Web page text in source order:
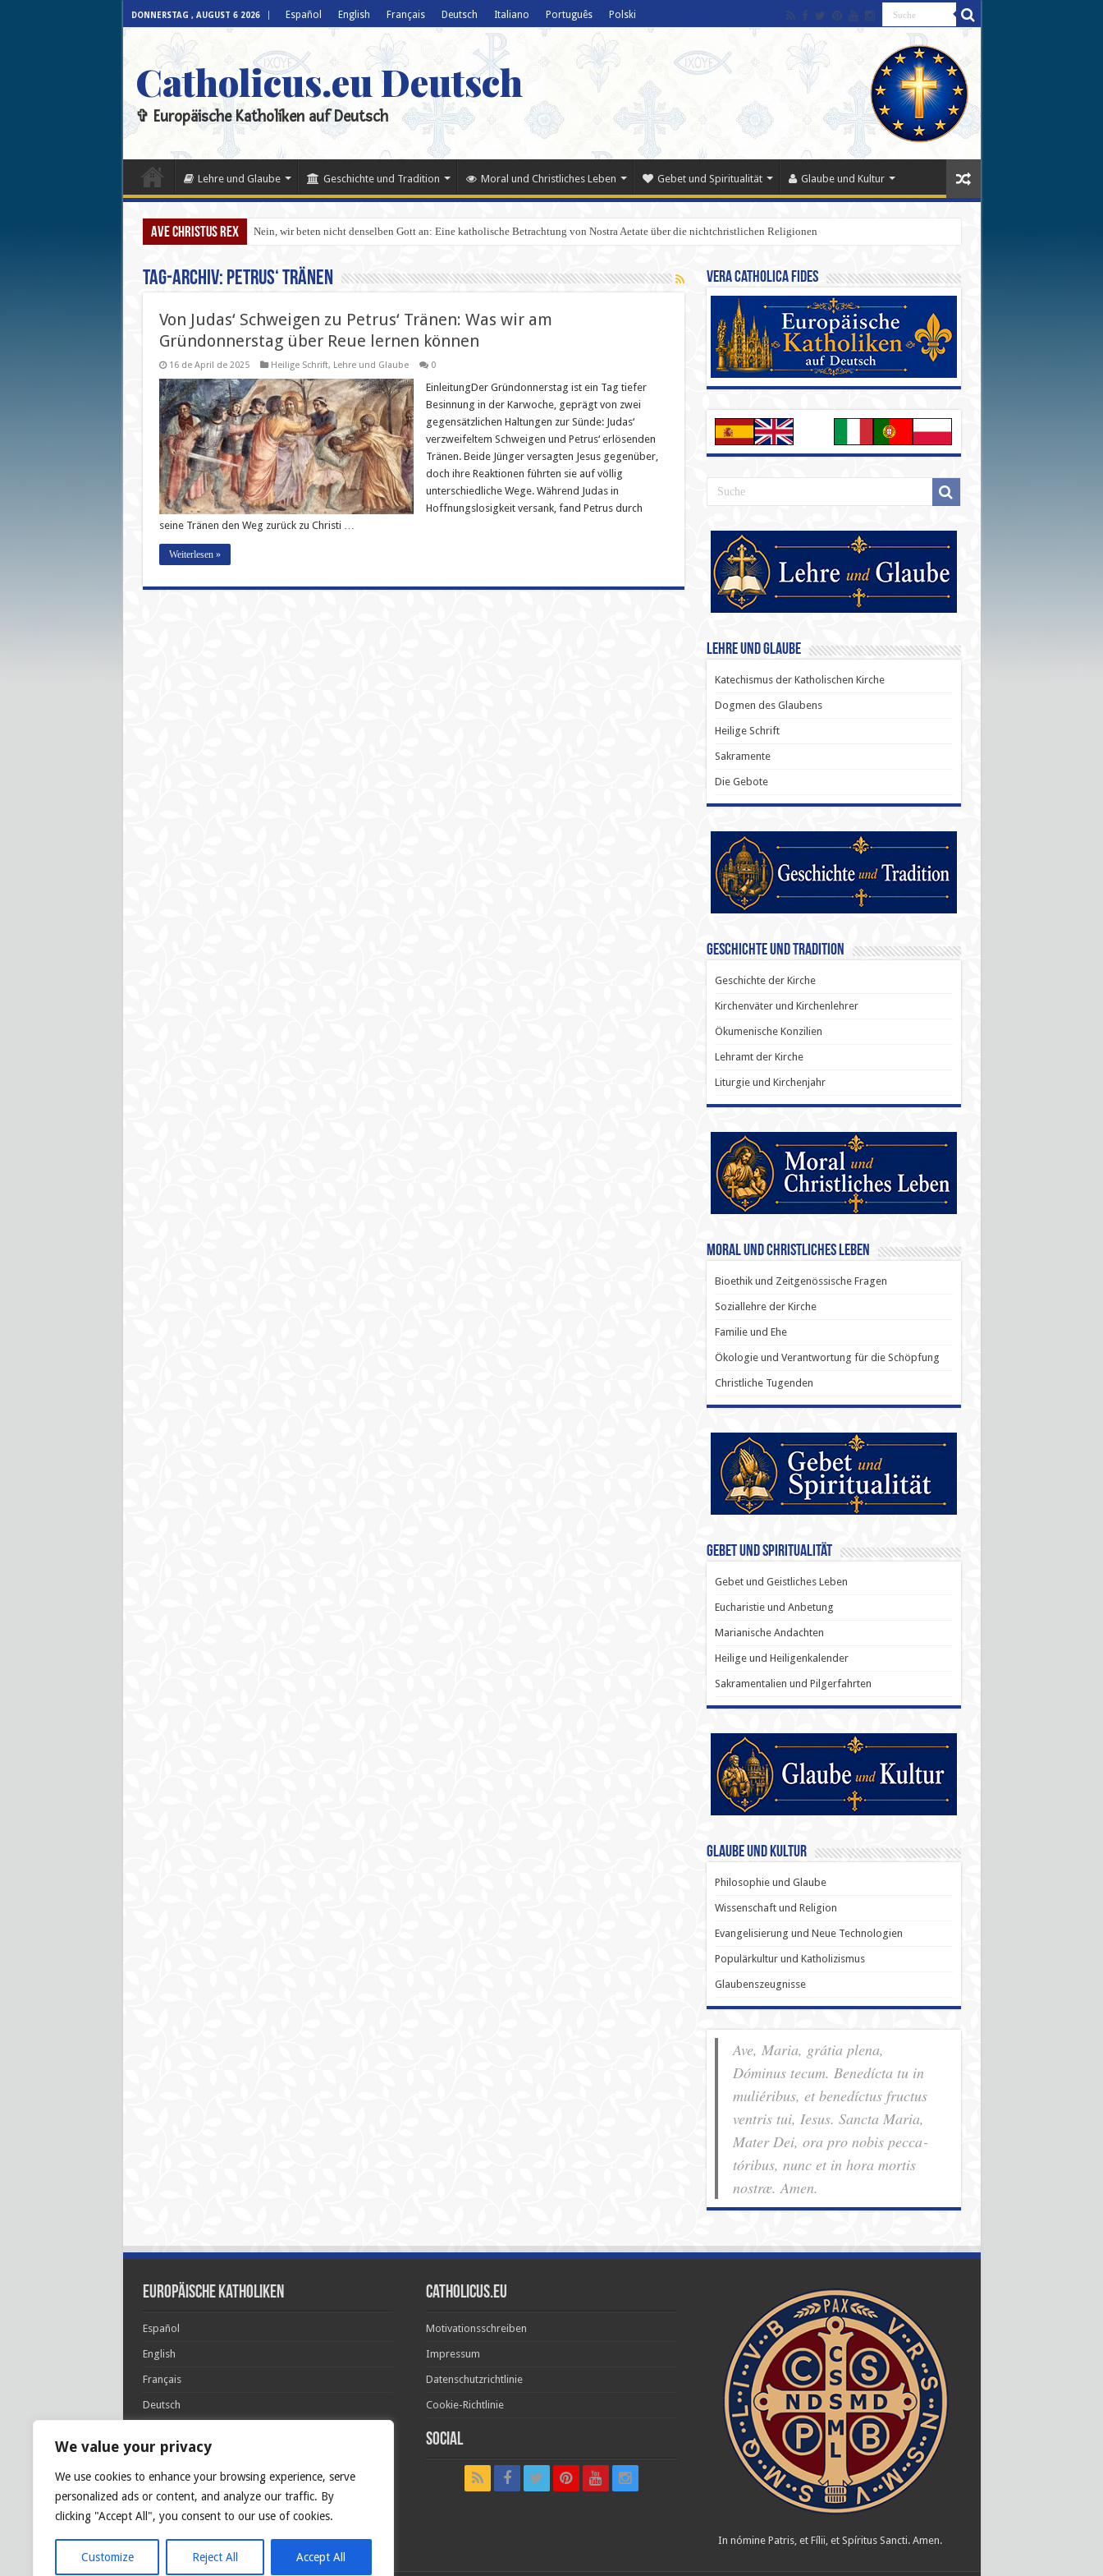
We value your privacy
We use cookies to enhance your browsing experience, serve
personalized ads or content, and analyze our traffic. By
clicking "Accept All", you consent to our use of cookies.
Customize Reject All Accept All
DONNERSTAG , AUGUST 6 2026 Español English Français Deutsch Italiano Português Polski
Catholicus.eu Deutsch
✞ Europäische Katholiken auf Deutsch
Lehre und Glaube Geschichte und Tradition Moral und Christliches Leben Gebet und Spiritualität Glaube und Kultur
Ave Christus Rex Nein, wir beten nicht denselben Gott an: Eine katholische Betrachtung von Nostra Aetate über die nichtchristlichen Religionen
Tag-Archiv: Petrus‘ Tränen
Von Judas‘ Schweigen zu Petrus‘ Tränen: Was wir am
Gründonnerstag über Reue lernen können
16 de April de 2025 Heilige Schrift, Lehre und Glaube 0
EinleitungDer Gründonnerstag ist ein Tag tiefer
Besinnung in der Karwoche, geprägt von zwei
gegensätzlichen Haltungen zur Sünde: Judas‘
verzweifeltem Schweigen und Petrus‘ erlösenden
Tränen. Beide Jünger versagten Jesus gegenüber,
doch ihre Reaktionen führten sie auf völlig
unterschiedliche Wege. Während Judas in
Hoffnungslosigkeit versank, fand Petrus durch
seine Tränen den Weg zurück zu Christi …
Weiterlesen »
Vera Catholica Fides
Lehre und Glaube
Katechismus der Katholischen Kirche
Dogmen des Glaubens
Heilige Schrift
Sakramente
Die Gebote
Geschichte und Tradition
Geschichte der Kirche
Kirchenväter und Kirchenlehrer
Ökumenische Konzilien
Lehramt der Kirche
Liturgie und Kirchenjahr
Moral und Christliches Leben
Bioethik und Zeitgenössische Fragen
Soziallehre der Kirche
Familie und Ehe
Ökologie und Verantwortung für die Schöpfung
Christliche Tugenden
Gebet und Spiritualität
Gebet und Geistliches Leben
Eucharistie und Anbetung
Marianische Andachten
Heilige und Heiligenkalender
Sakramentalien und Pilgerfahrten
Glaube und Kultur
Philosophie und Glaube
Wissenschaft und Religion
Evangelisierung und Neue Technologien
Populärkultur und Katholizismus
Glaubenszeugnisse
Ave, Maria, grátia plena,
Dóminus tecum. Benedícta tu in
muliéribus, et benedíctus fructus
ventris tui, Iesus. Sancta Maria,
Mater Dei, ora pro nobis pec­ca­
tóribus, nunc et in hora mortis
nostræ. Amen.
Europäische Katholiken
Español
English
Français
Deutsch
Português
Polski
Glória Patri, et Fílio, et Spirítui Sancto. Sicut erat in
princípio, et nunc et semper et in sǽcula
sæculórum. Amen.
Catholicus.eu
Motivationsschreiben
Impressum
Datenschutzrichtlinie
Cookie-Richtlinie
Social
In nómine Patris, et Fílii, et Spíritus Sancti. Amen.